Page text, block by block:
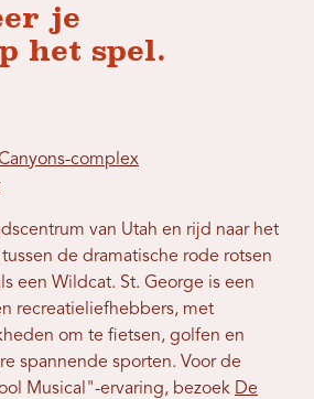
je
het spel.
complex
van Utah en rijd naar het
de dramatische rode rotsen
een Wildcat. St. George is een
recreatieliefhebbers, met
om te fietsen, golfen en
spannende sporten. Voor de
Musical"-ervaring, bezoek De